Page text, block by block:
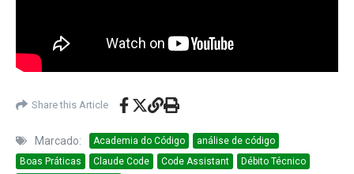
Share this Article
Marcado: Academia do Código
análise de código
Boas Práticas
Claude Code Code Assistant
Débito Técnico